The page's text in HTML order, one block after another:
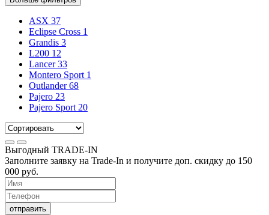
ASX 37
Eclipse Cross 1
Grandis 3
L200 12
Lancer 33
Montero Sport 1
Outlander 68
Pajero 23
Pajero Sport 20
Выгодный TRADE-IN
Заполните заявку на Trade-In и получите доп. скидку до 150
000 руб.
отправить